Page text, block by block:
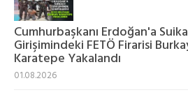
Cumhurbaşkanı Erdoğan'a
Girişimindeki FETÖ Firarisi
Karatepe Yakalandı
01.08.2026